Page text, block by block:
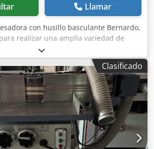
Llamar
con husillo basculante Bernardo,
realizar una amplia variedad de
en madera maciza, materiales en
perfiles. Esta máquina es ideal para
y empresas de ebanistería que
de fresado precisas y de alto
con husillo basculante, carro
y sistema de sujeción neumático.
Aezryqkelgeck - Diámetro del husillo
- Rangos de velocidad: 1400 / 3500 /
de sujeción: 125 mm - Potencia
Clasificado